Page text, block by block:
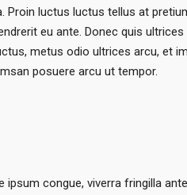
luctus luctus tellus at
eu ante. Donec quis
metus odio ultrices arcu, et
posuere arcu ut tempor.
congue, viverra fringilla